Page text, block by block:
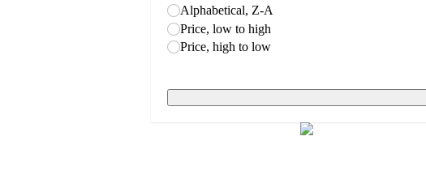
Alphabetical, Z-A
Price, low to high
Price, high to low